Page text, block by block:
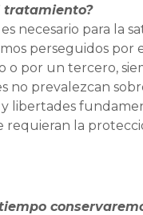
tratamiento?
necesario para la
perseguidos por
o por un tercero,
no prevalezcan
libertades
requieran la